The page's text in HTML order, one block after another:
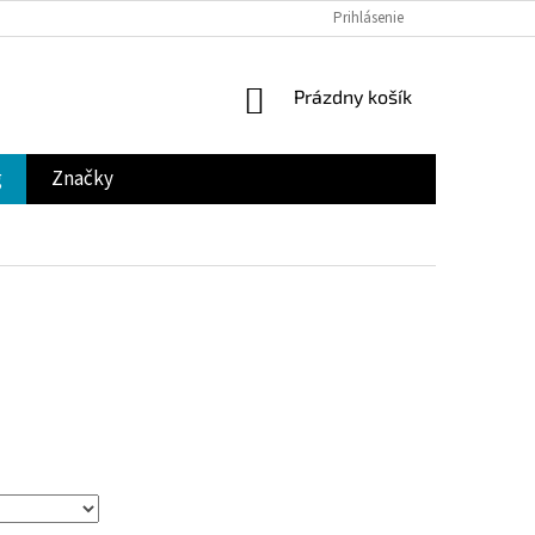
Prihlásenie
NÁKUPNÝ
Prázdny košík
Značky